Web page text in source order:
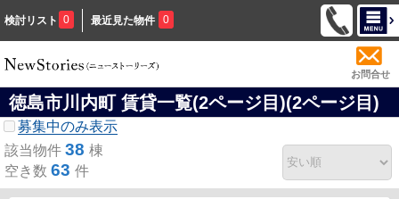
検討リスト 0 最近見た物件 0
お問合せ
徳島市川内町 賃貸一覧(2ページ目)(2ページ目)
募集中のみ表示
該当物件 38 棟
空き数 63 件